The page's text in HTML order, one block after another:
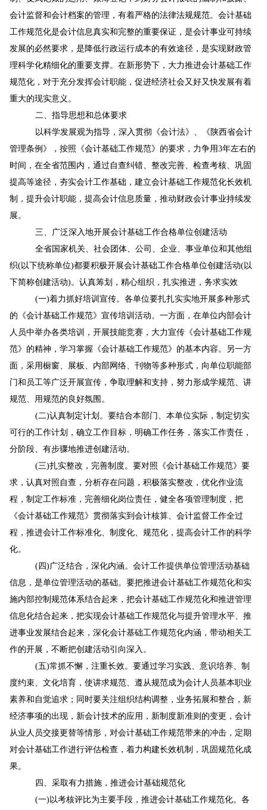
会计监督和会计档案的管理，有着严格的法律法规规范。会计基础
工作规范化是会计信息真实和完整的重要保证，是会计事业可持续
发展的必然要求，是降低行政运行成本的有效途径，是实现财政管
理科学化精细化的重要支撑。在新形势下，大力推进会计基础工作
规范化，对于充分发挥会计职能，促进经济社会又好又快发展有着
重大的现实意义。
二、指导思想和总体要求
以科学发展观为指导，深入贯彻《会计法》、《陕西省会计
管理条例》，按照《会计基础工作规范》的要求，力争用3年左右的
时间，在全省范围内，通过自查纠错、整改完善、检查考核、巩固
提高等途径，夯实会计工作基础，建立会计基础工作规范化长效机
制，提升会计职能，提高会计信息质量，推动财政会计事业持续发
展。
三、广泛深入地开展会计基础工作合格单位创建活动
全省国家机关、社会团体、公司、企业、事业单位和其他组
织(以下统称单位)都要积极开展会计基础工作合格单位创建活动(以
下简称创建活动)。认真筹划，精心组织，扎实推进，务求实效
(一)着力抓好培训宣传。各单位要扎扎实实地开展多种形式
的《会计基础工作规范》宣传培训活动。一方面，在单位内部会计
人员中举办各类培训，开展技能竞赛，大力宣传《会计基础工作规
范》的精神，学习掌握《会计基础工作规范》的基本内容。另一方
面，采用橱窗、展板、内部网络、刊物等多种形式，向单位职能部
门和员工等广泛开展宣传，争取理解和支持，努力形成学规范、讲
规范、用规范的良好氛围。
(二)认真制定计划。要结合本部门、本单位实际，制定切实
可行的工作计划，确立工作目标，明确工作任务，落实工作责任，
分阶段、有步骤地推进创建活动。
(三)扎实整改，完善制度。要对照《会计基础工作规范》要
求，认真对照自查，分析存在问题，积极落实整改，优化作业流
程，制定工作标准，完善细化岗位责任，健全各项管理制度，把
《会计基础工作规范》贯彻落实到会计核算、会计监督工作全过
程，推进会计工作标准化、制度化、规范化，提高会计工作的科学
化。
(四)广泛结合，深化内涵。会计工作提供单位管理活动基础
信息，是单位管理活动的基础。要把推进会计基础工作规范化和实
施内部控制规范体系结合起来，把会计基础工作规范化和推进管理
信息化结合起来，把实现会计基础工作规范化与提升管理水平、推
进事业发展结合起来，深化会计基础工作规范化内涵，带动相关工
作的开展，不断把创建活动引向深入。
(五)常抓不懈，注重长效。要通过学习实践、意识培养、制
度约束、文化培育，使讲求规范、遵从规范成为会计人员基本职业
素养和自觉追求；同时要关注组织结构调整，业务拓展和整合，新
经济事项的出现，新会计技术的应用，新制度新准则的变更，会计
从业人员交接更替等情形，对会计基础工作规范带来的冲击，定期
对会计基础工作进行评估检查，着力构建长效机制，巩固规范化成
果。
四、采取有力措施，推进会计基础规范化
(一)以考核评比为主要手段，推进会计基础工作规范化。各